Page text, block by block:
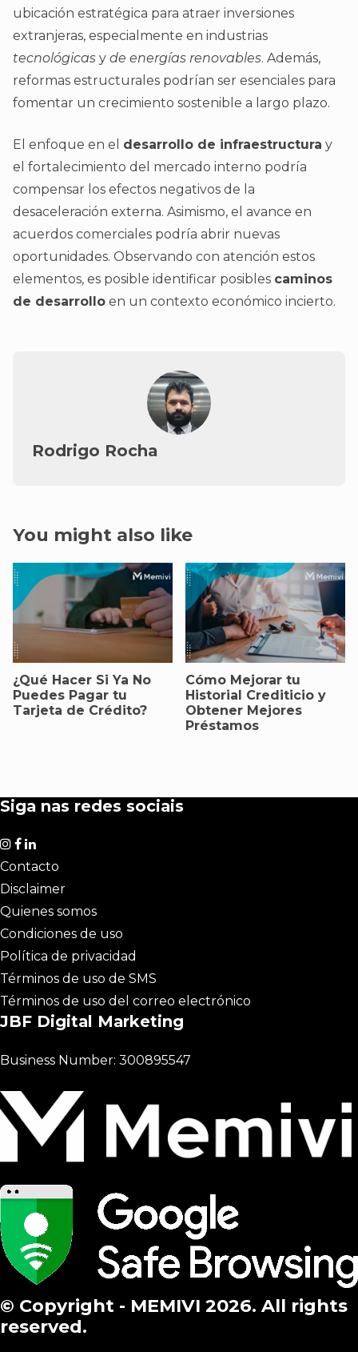
ubicación estratégica para atraer inversiones
extranjeras, especialmente en industrias
tecnológicas y de energías renovables. Además,
reformas estructurales podrían ser esenciales para
fomentar un crecimiento sostenible a largo plazo.
El enfoque en el desarrollo de infraestructura y
el fortalecimiento del mercado interno podría
compensar los efectos negativos de la
desaceleración externa. Asimismo, el avance en
acuerdos comerciales podría abrir nuevas
oportunidades. Observando con atención estos
elementos, es posible identificar posibles caminos
de desarrollo en un contexto económico incierto.
Rodrigo Rocha
You might also like
¿Qué Hacer Si Ya No
Puedes Pagar tu
Tarjeta de Crédito?
Cómo Mejorar tu
Historial Crediticio y
Obtener Mejores
Préstamos
Siga nas redes sociais
Contacto
Disclaimer
Quienes somos
Condiciones de uso
Política de privacidad
Términos de uso de SMS
Términos de uso del correo electrónico
JBF Digital Marketing
Business Number: 300895547
© Copyright - MEMIVI 2026. All rights
reserved.